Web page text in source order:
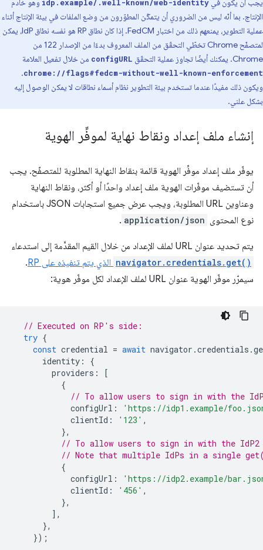
يجب أن يكون في idp.example/.well-known/web-identity وهو خادم
الإنتاج. بما أنّه ليس من الضروري أن يتمكّن المطوّرون من وضع الملفات في بيئة الإنتاج أثناء
عملية التطوير، يمنعهم ذلك من اختبار FedCM. إذا كان نطاق RP هو نفسه نطاق IdP، يمكن
لمتصفّح Chrome تخطّي التحقّق من الملف المعروف بدءًا من الإصدار 122 من
Chrome. يمكنك أيضًا تجاوز عملية التحقّق
configURL من خلال تفعيل العلامة
chrome://flags#fedcm-without-well-known-enforcement
.
ويكون ذلك مفيدًا عندما تستخدم بيئة التطوير نظام أسماء نطاقات لا يمكن الوصول إليه
بشكل علني.
إنشاء ملف إعداد ونقاط نهاية لموفِّر الهوية
يوفّر ملف إعداد موفِّر الهوية قائمة بنقاط النهاية المطلوبة للمتصفّح. يجب
أن تستضيف موفّرات الهوية ملف إعداد واحدًا أو أكثر، ونقاط النهاية
وعناوين URL المطلوبة، ويجب عرض جميع استجابات JSON باستخدام
نوع المحتوى application/json
.
يتم تحديد عنوان URL لملف الإعداد من خلال القيم المقدَّمة إلى استدعاء
navigator.credentials.get() الذي يتم تنفيذه على RP
.
سيمرّر موفّر الهوية عنوان URL لملف الإعداد لكل موفّر هوية:
// Executed on RP's side:
try {
const credential = await navigator .credentials .
identity :
{
providers :
[
{
// To allow users to sign in with the
configUrl :
'https://idp1.example/
clientId : '123' ,
},
// To allow users to sign in with the IdP2
// Note that multiple IdPs in a single get()
{
configUrl :
'https://idp2.example/
clientId : '456' ,
},
],
},
});